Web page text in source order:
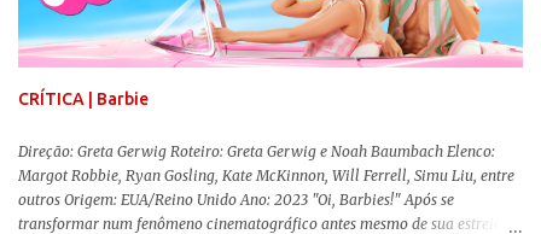
CRÍTICA | Barbie
Direção: Greta Gerwig Roteiro: Greta Gerwig e Noah Baumbach Elenco:
Margot Robbie, Ryan Gosling, Kate McKinnon, Will Ferrell, Simu Liu, entre
outros Origem: EUA/Reino Unido Ano: 2023 "Oi, Barbies!" Após se
transformar num fenômeno cinematográfico antes mesmo de sua estreia,